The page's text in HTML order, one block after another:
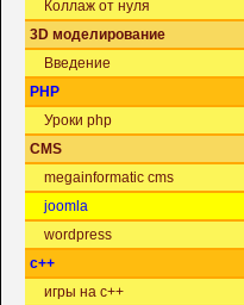
Коллаж от нуля
3D моделирование
Введение
PHP
Уроки php
CMS
megainformatic cms
joomla
wordpress
c++
игры на c++